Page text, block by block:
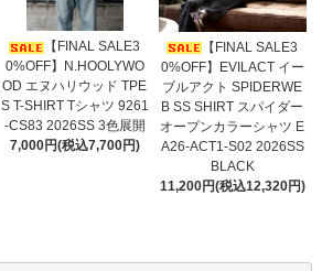
【FINAL SALE3
0%OFF】N.HOOLYWO
OD エヌハリウッド TPE
S T-SHIRT Tシャツ 9261
-CS83 2026SS 3色展開
7,000円(税込7,700円)
【FINAL SALE3
0%OFF】EVILACT イー
ブルアクト SPIDERWE
B SS SHIRT スパイダー
オープンカラーシャツ E
A26-ACT1-S02 2026SS
BLACK
11,200円(税込12,320円)